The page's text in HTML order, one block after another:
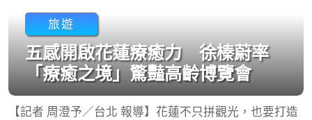
旅遊
五感開啟花蓮療癒力 徐榛蔚率
「療癒之境」驚豔高齡博覽會
【記者 周澄予／台北 報導】花蓮不只拼觀光，也要打造